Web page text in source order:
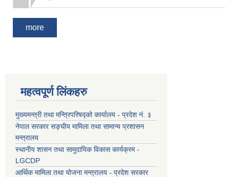
more
महत्वपूर्ण लिंकहरु
मुख्यमन्त्री तथा मन्त्रिपरिषद्को कार्यालय - प्रदेश नं. ३
नेपाल सरकार सङ्घीय मामिला तथा सामान्य प्रशासन
मन्त्रालय
स्थानीय शासन तथा सामुदायिक विकास कार्यक्रम -
LGCDP
आर्थिक मामिला तथा योजना मन्त्रालय - प्रदेश सरकार